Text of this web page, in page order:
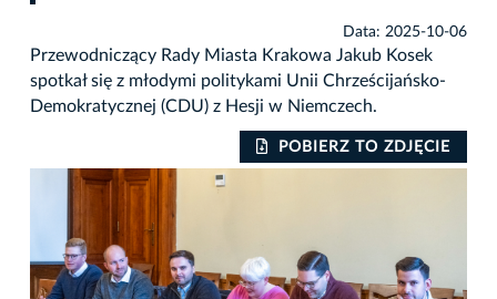
Data: 2025-10-06
Przewodniczący Rady Miasta Krakowa Jakub Kosek
spotkał się z młodymi politykami Unii Chrześcijańsko-
Demokratycznej (CDU) z Hesji w Niemczech.
POBIERZ TO ZDJĘCIE